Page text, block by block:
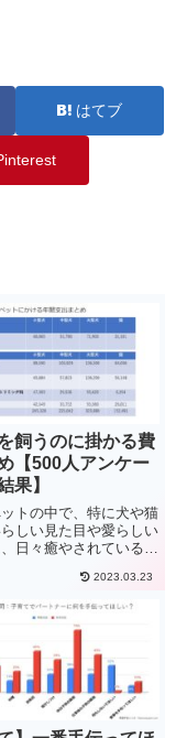
はてブ
飼うのに掛かる費
【500人アンケー
果】
トの中で、特に犬や猫
しい見た目や愛らしい
日々癒やされている飼
ナ過でお家時間が増える
ペットの購入を考えて
多くいることでしょ
な中、家族同然の飼い続
2023.03.23